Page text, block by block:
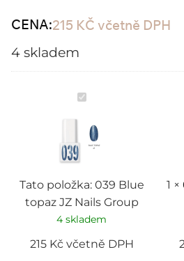
CENA:215 KČ včetně DPH
4 skladem
039
Blue
topaz
JZ
Nails
Group
Tato položka: 039 Blue
topaz JZ Nails Group
4 skladem
215 Kč včetně DPH
1 ×